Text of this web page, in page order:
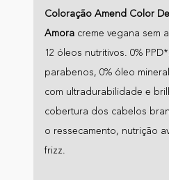
Coloração Amend Color
Amora creme vegana sem
12 óleos nutritivos. 0%
parabenos, 0% óleo
com ultradurabilidade e
cobertura dos cabelos
o ressecamento, nutrição
frizz.